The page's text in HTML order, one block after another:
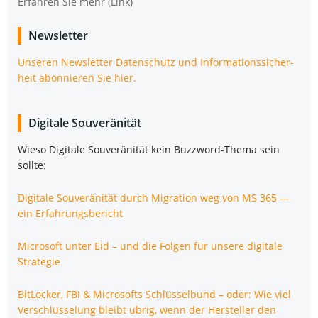
News­let­ter
Unse­ren News­let­ter Daten­schutz und Infor­ma­ti­ons­si­cher­
heit abon­nie­ren Sie hier.
Digi­ta­le Souveränität
Wie­so Digi­ta­le Sou­ve­rä­ni­tät kein Buz­zword-The­ma sein
sollte:
Digi­ta­le Sou­ve­rä­ni­tät durch Migra­ti­on weg von MS 365 —
ein Erfahrungsbericht
Micro­soft unter Eid – und die Fol­gen für unse­re digi­ta­le
Strategie
Bit­Lo­cker, FBI & Micro­softs Schlüs­sel­bund – oder: Wie viel
Ver­schlüs­se­lung bleibt übrig, wenn der Her­stel­ler den